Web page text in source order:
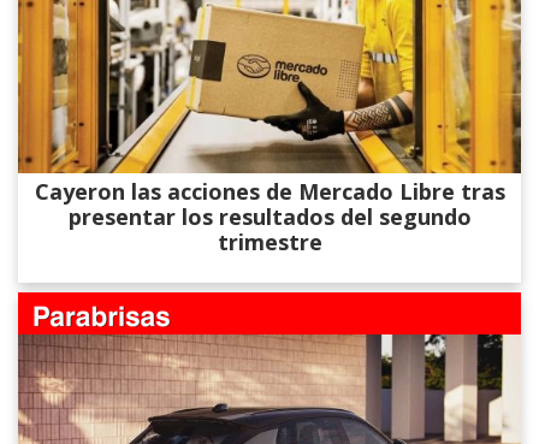
Cayeron las acciones de Mercado Libre tras
presentar los resultados del segundo
trimestre